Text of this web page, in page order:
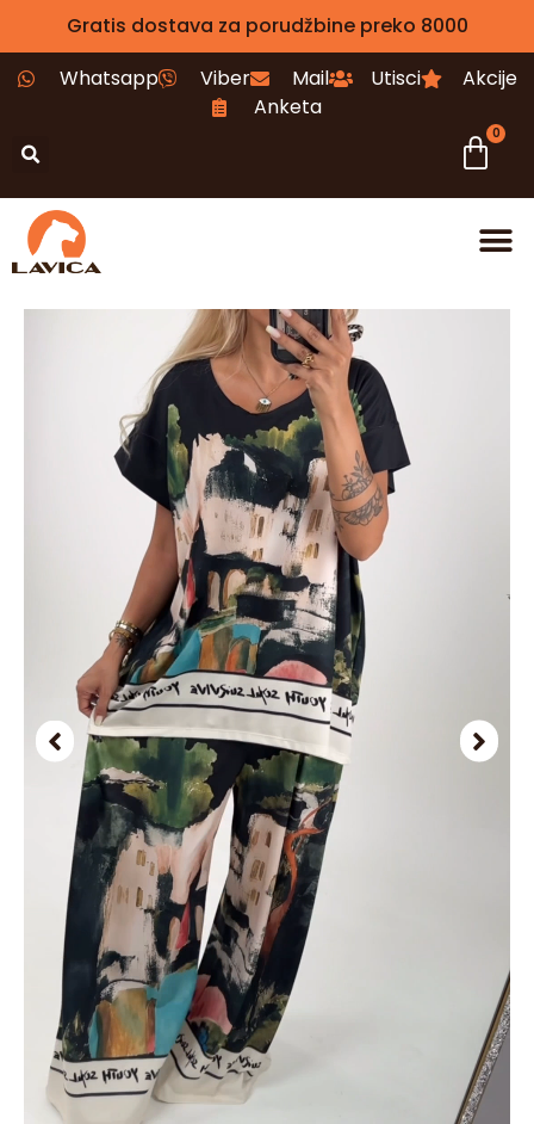
Gratis dostava za porudžbine preko 8000
Whatsapp
Viber Mail Utisci
Akcije
Anketa
0